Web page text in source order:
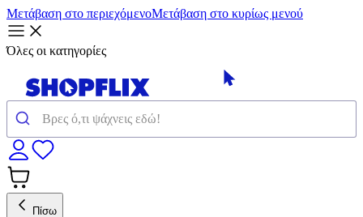
Μετάβαση στο περιεχόμενοΜετάβαση στο κυρίως μενού
Όλες οι κατηγορίες
Πίσω